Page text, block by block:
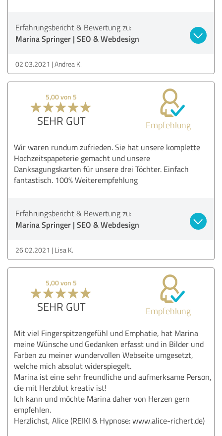
Erfahrungsbericht & Bewertung zu:
Marina Springer | SEO & Webdesign
02.03.2021 Andrea K.
5,00 von 5
SEHR GUT Empfehlung
Wir waren rundum zufrieden. Sie hat unsere komplette
Hochzeitspapeterie gemacht und unsere
Danksagungskarten für unsere drei Töchter. Einfach
fantastisch. 100% Weiterempfehlung
Erfahrungsbericht & Bewertung zu:
Marina Springer | SEO & Webdesign
26.02.2021 Lisa K.
5,00 von 5
SEHR GUT Empfehlung
Mit viel Fingerspitzengefühl und Emphatie, hat Marina
meine Wünsche und Gedanken erfasst und in Bilder und
Farben zu meiner wundervollen Webseite umgesetzt,
welche mich absolut widerspiegelt.
Marina ist eine sehr freundliche und aufmerksame Person,
die mit Herzblut kreativ ist!
Ich kann und möchte Marina daher von Herzen gern
empfehlen.
Herzlichst, Alice (REIKI & Hypnose: www.alice-richert.de)